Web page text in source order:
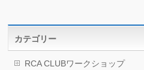
カテゴリー
RCA CLUBワークショップ